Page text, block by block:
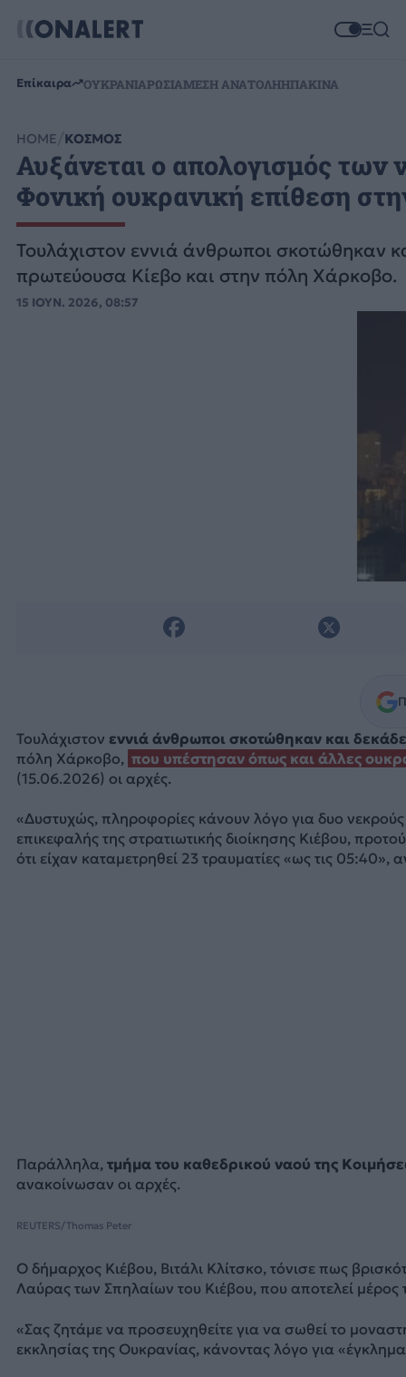
Επίκαιρα ΟΥΚΡΑΝΙΑΡΩΣΙΑΜΕΣΗ ΑΝΑΤΟΛΗΗΠΑΚΙΝΑ
HOME ΚΟΣΜΟΣ
Αυξάνεται ο απολογισμός
Φονική ουκρανική επίθεση
Τουλάχιστον εννιά άνθρωποι σκοτώθηκαν
πρωτεύουσα Κίεβο και στην πόλη Χάρκοβο.
15 ΙΟΥΝ. 2026, 08:57
Τουλάχιστον εννιά άνθρωποι σκοτώθηκαν και
πόλη Χάρκοβο, που υπέστησαν όπως και άλλες
(15.06.2026) οι αρχές.
«Δυστυχώς, πληροφορίες κάνουν λόγο για δυο
επικεφαλής της στρατιωτικής διοίκησης Κιέβου,
ότι είχαν καταμετρηθεί 23 τραυματίες «ως τις 05:40»,
Παράλληλα, τμήμα του καθεδρικού ναού της
ανακοίνωσαν οι αρχές.
REUTERS/Thomas Peter
Ο δήμαρχος Κιέβου, Βιτάλι Κλίτσκο, τόνισε πως
Λαύρας των Σπηλαίων του Κιέβου, που αποτελεί
«Σας ζητάμε να προσευχηθείτε για να σωθεί το
εκκλησίας της Ουκρανίας, κάνοντας λόγο για